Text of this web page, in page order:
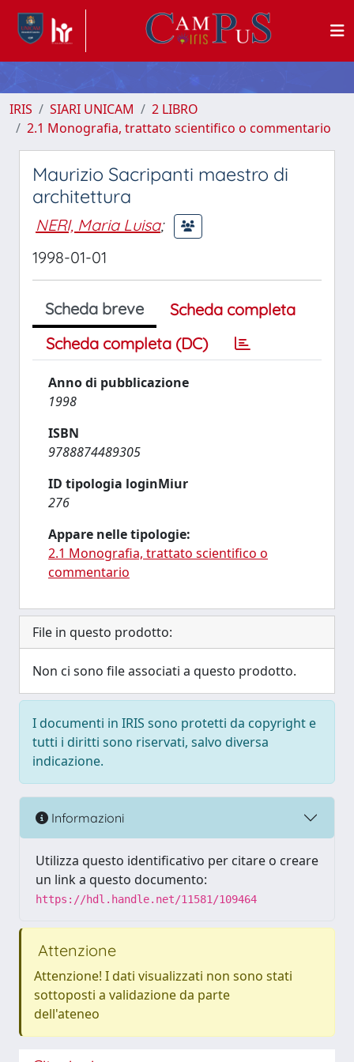
IRIS SIARI UNICAM
2 LIBRO
2.1 Monografia, trattato scientifico o commentario
Maurizio Sacripanti maestro di
architettura
NERI, Maria Luisa;
1998-01-01
Scheda breve
Scheda completa
Scheda completa (DC)
Anno di pubblicazione
1998
ISBN
9788874489305
ID tipologia loginMiur
276
Appare nelle tipologie:
2.1 Monografia, trattato scientifico o
commentario
File in questo prodotto:
Non ci sono file associati a questo prodotto.
I documenti in IRIS sono protetti da copyright e
tutti i diritti sono riservati, salvo diversa
indicazione.
Informazioni
Utilizza questo identificativo per citare o creare
un link a questo documento:
https://hdl.handle.net/11581/109464
Attenzione
Attenzione! I dati visualizzati non sono stati
sottoposti a validazione da parte
dell'ateneo